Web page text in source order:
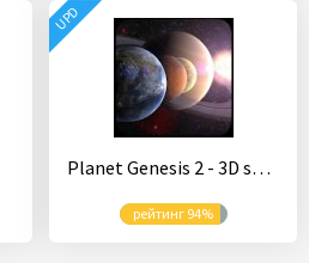
Planet Genesis 2 - 3D solar system sandbox
рейтинг 94%
UPD